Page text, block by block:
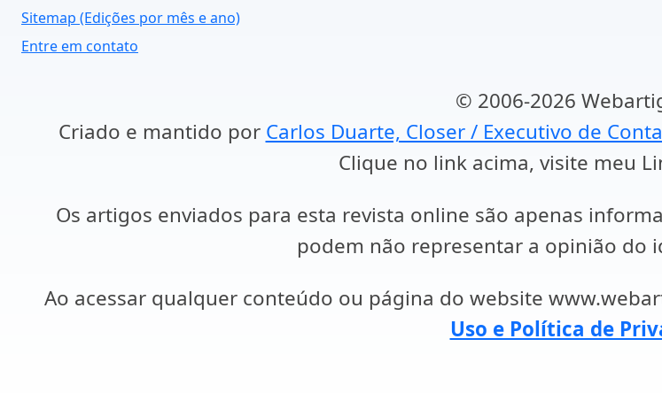
Sitemap (Edições por mês e ano)
Entre em contato
© 2006-2026
Criado e mantido por Carlos Duarte, Closer / Executivo de
Clique no link acima, visite meu
Os artigos enviados para esta revista online são apenas
podem não representar a opinião do
Ao acessar qualquer conteúdo ou página do website
Uso e Política de